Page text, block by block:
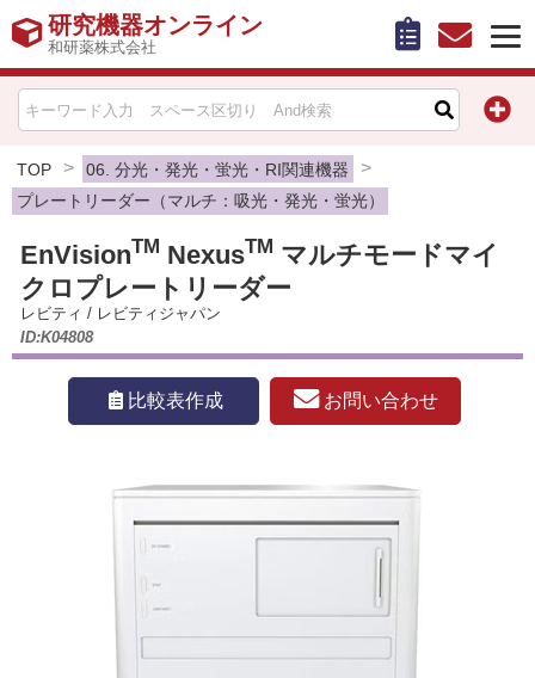
研究機器オンライン
和研薬株式会社
TOP
06. 分光・発光・蛍光・RI関連機器
プレートリーダー（マルチ：吸光・発光・蛍光）
EnVisionTM NexusTM マルチモードマイ
クロプレートリーダー
レビティ / レビティジャパン
ID:K04808
比較表作成 お問い合わせ
HOME
比較表作成
お知らせ
機器キャンペーン情報一覧
カテゴリー一覧
販売元別索引